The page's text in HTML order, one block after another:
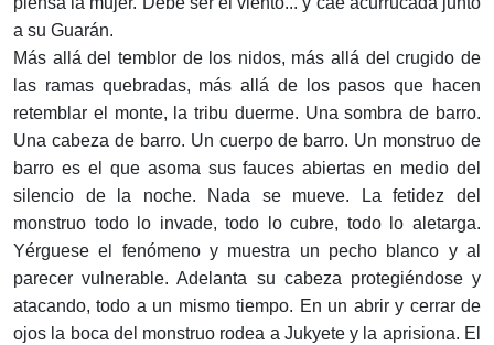
a su Guarán.
Más allá del temblor de los nidos, más allá del crugido de
las ramas quebradas, más allá de los pasos que hacen
retemblar el monte, la tribu duerme. Una sombra de barro.
Una cabeza de barro. Un cuerpo de barro. Un monstruo de
barro es el que asoma sus fauces abiertas en medio del
silencio de la noche. Nada se mueve. La fetidez del
monstruo todo lo invade, todo lo cubre, todo lo aletarga.
Yérguese el fenómeno y muestra un pecho blanco y al
parecer vulnerable. Adelanta su cabeza protegiéndose y
atacando, todo a un mismo tiempo. En un abrir y cerrar de
ojos la boca del monstruo rodea a Jukyete y la aprisiona. El